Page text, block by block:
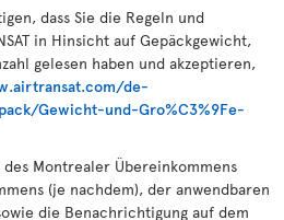
dass Sie die Regeln und
in Hinsicht auf Gepäckgewicht,
gelesen haben und akzeptieren,
de-
Gewicht-und-Gro%C3%9Fe-
Montrealer Übereinkommens
(je nachdem), der anwendbaren
die Benachrichtigung auf dem